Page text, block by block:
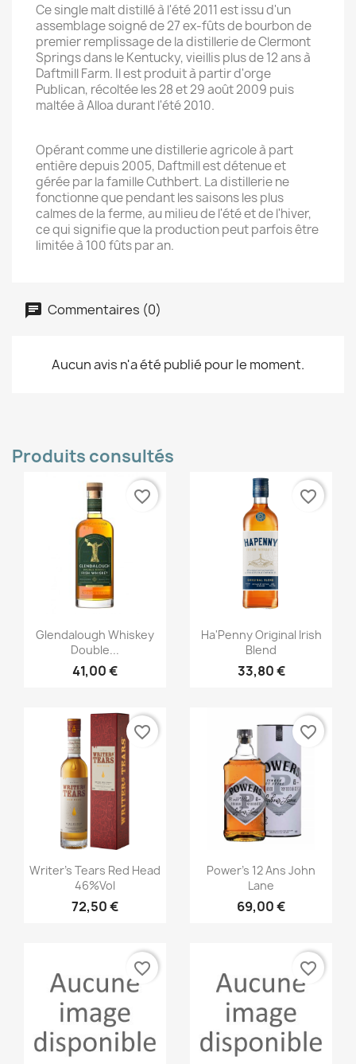
Ce single malt distillé à l'été 2011 est issu d'un
assemblage soigné de 27 ex-fûts de bourbon de
premier remplissage de la distillerie de Clermont
Springs dans le Kentucky, vieillis plus de 12 ans à
Daftmill Farm. Il est produit à partir d'orge
Publican, récoltée les 28 et 29 août 2009 puis
maltée à Alloa durant l'été 2010.
Opérant comme une distillerie agricole à part
entière depuis 2005, Daftmill est détenue et
gérée par la famille Cuthbert. La distillerie ne
fonctionne que pendant les saisons les plus
calmes de la ferme, au milieu de l'été et de l'hiver,
ce qui signifie que la production peut parfois être
limitée à 100 fûts par an.
Commentaires (0)
Aucun avis n'a été publié pour le moment.
Produits consultés
Aperçu rapide
Glendalough Whiskey
Double...
41,00 €
favorite_border
Aperçu rapide
Ha'Penny Original Irish
Blend
33,80 €
favorite_border
Aperçu rapide
Writer's Tears Red Head
46%vol
72,50 €
favorite_border
Aperçu rapide
Power's 12 Ans John
Lane
69,00 €
favorite_border
favorite_border favorite_border